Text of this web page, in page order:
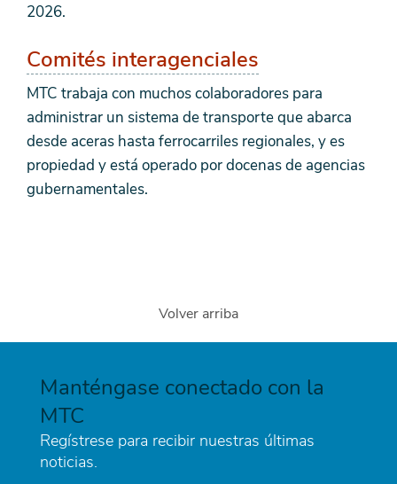
2026.
Comités interagenciales
MTC trabaja con muchos colaboradores para
administrar un sistema de transporte que abarca
desde aceras hasta ferrocarriles regionales, y es
propiedad y está operado por docenas de agencias
gubernamentales.
Volver arriba
Manténgase conectado con la
MTC
Regístrese para recibir nuestras últimas
noticias.